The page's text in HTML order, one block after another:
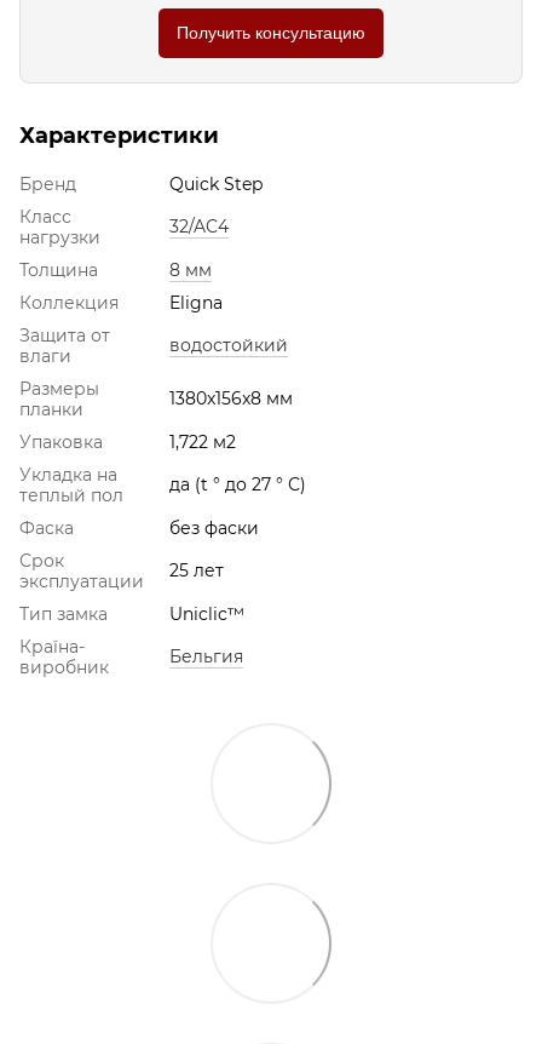
Получить консультацию
Характеристики
Бренд
Quick Step
Класс
нагрузки
32/AC4
Толщина
8 мм
Коллекция
Eligna
Защита от
влаги
водостойкий
Размеры
планки
1380x156x8 мм
Упаковка
1,722 м2
Укладка на
теплый пол
да (t ° до 27 ° С)
Фаска
без фаски
Срок
эксплуатации
25 лет
Тип замка
Uniclic™
Країна-
виробник
Бельгия